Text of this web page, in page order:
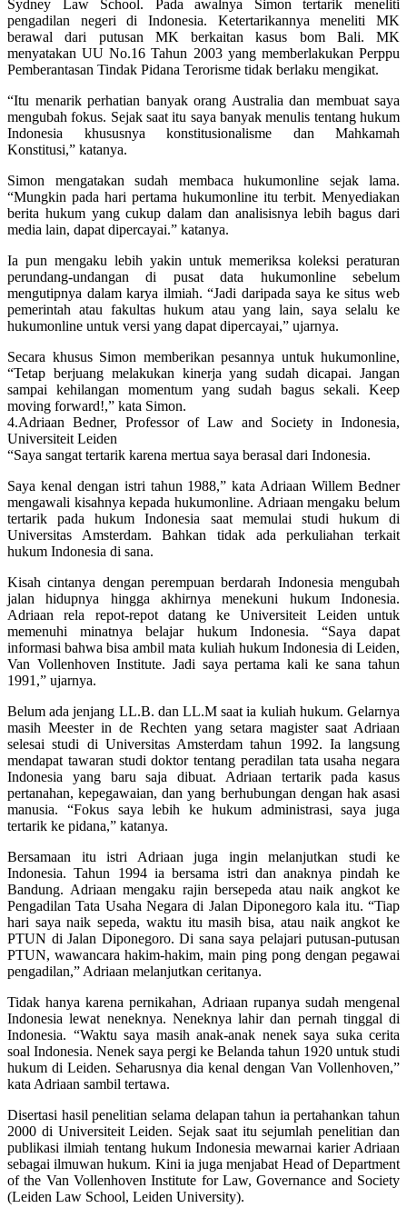
Sydney Law School. Pada awalnya Simon tertarik meneliti
pengadilan negeri di Indonesia. Ketertarikannya meneliti MK
berawal dari putusan MK berkaitan kasus bom Bali. MK
menyatakan UU No.16 Tahun 2003 yang memberlakukan Perppu
Pemberantasan Tindak Pidana Terorisme tidak berlaku mengikat.
“Itu menarik perhatian banyak orang Australia dan membuat saya
mengubah fokus. Sejak saat itu saya banyak menulis tentang hukum
Indonesia khususnya konstitusionalisme dan Mahkamah
Konstitusi,” katanya.
Simon mengatakan sudah membaca hukumonline sejak lama.
“Mungkin pada hari pertama hukumonline itu terbit. Menyediakan
berita hukum yang cukup dalam dan analisisnya lebih bagus dari
media lain, dapat dipercayai.” katanya.
Ia pun mengaku lebih yakin untuk memeriksa koleksi peraturan
perundang-undangan di pusat data hukumonline sebelum
mengutipnya dalam karya ilmiah. “Jadi daripada saya ke situs web
pemerintah atau fakultas hukum atau yang lain, saya selalu ke
hukumonline untuk versi yang dapat dipercayai,” ujarnya.
Secara khusus Simon memberikan pesannya untuk hukumonline,
“Tetap berjuang melakukan kinerja yang sudah dicapai. Jangan
sampai kehilangan momentum yang sudah bagus sekali. Keep
moving forward!,” kata Simon.
4.Adriaan Bedner, Professor of Law and Society in Indonesia,
Universiteit Leiden
“Saya sangat tertarik karena mertua saya berasal dari Indonesia.
Saya kenal dengan istri tahun 1988,” kata Adriaan Willem Bedner
mengawali kisahnya kepada hukumonline. Adriaan mengaku belum
tertarik pada hukum Indonesia saat memulai studi hukum di
Universitas Amsterdam. Bahkan tidak ada perkuliahan terkait
hukum Indonesia di sana.
Kisah cintanya dengan perempuan berdarah Indonesia mengubah
jalan hidupnya hingga akhirnya menekuni hukum Indonesia.
Adriaan rela repot-repot datang ke Universiteit Leiden untuk
memenuhi minatnya belajar hukum Indonesia. “Saya dapat
informasi bahwa bisa ambil mata kuliah hukum Indonesia di Leiden,
Van Vollenhoven Institute. Jadi saya pertama kali ke sana tahun
1991,” ujarnya.
Belum ada jenjang LL.B. dan LL.M saat ia kuliah hukum. Gelarnya
masih Meester in de Rechten yang setara magister saat Adriaan
selesai studi di Universitas Amsterdam tahun 1992. Ia langsung
mendapat tawaran studi doktor tentang peradilan tata usaha negara
Indonesia yang baru saja dibuat. Adriaan tertarik pada kasus
pertanahan, kepegawaian, dan yang berhubungan dengan hak asasi
manusia. “Fokus saya lebih ke hukum administrasi, saya juga
tertarik ke pidana,” katanya.
Bersamaan itu istri Adriaan juga ingin melanjutkan studi ke
Indonesia. Tahun 1994 ia bersama istri dan anaknya pindah ke
Bandung. Adriaan mengaku rajin bersepeda atau naik angkot ke
Pengadilan Tata Usaha Negara di Jalan Diponegoro kala itu. “Tiap
hari saya naik sepeda, waktu itu masih bisa, atau naik angkot ke
PTUN di Jalan Diponegoro. Di sana saya pelajari putusan-putusan
PTUN, wawancara hakim-hakim, main ping pong dengan pegawai
pengadilan,” Adriaan melanjutkan ceritanya.
Tidak hanya karena pernikahan, Adriaan rupanya sudah mengenal
Indonesia lewat neneknya. Neneknya lahir dan pernah tinggal di
Indonesia. “Waktu saya masih anak-anak nenek saya suka cerita
soal Indonesia. Nenek saya pergi ke Belanda tahun 1920 untuk studi
hukum di Leiden. Seharusnya dia kenal dengan Van Vollenhoven,”
kata Adriaan sambil tertawa.
Disertasi hasil penelitian selama delapan tahun ia pertahankan tahun
2000 di Universiteit Leiden. Sejak saat itu sejumlah penelitian dan
publikasi ilmiah tentang hukum Indonesia mewarnai karier Adriaan
sebagai ilmuwan hukum. Kini ia juga menjabat Head of Department
of the Van Vollenhoven Institute for Law, Governance and Society
(Leiden Law School, Leiden University).